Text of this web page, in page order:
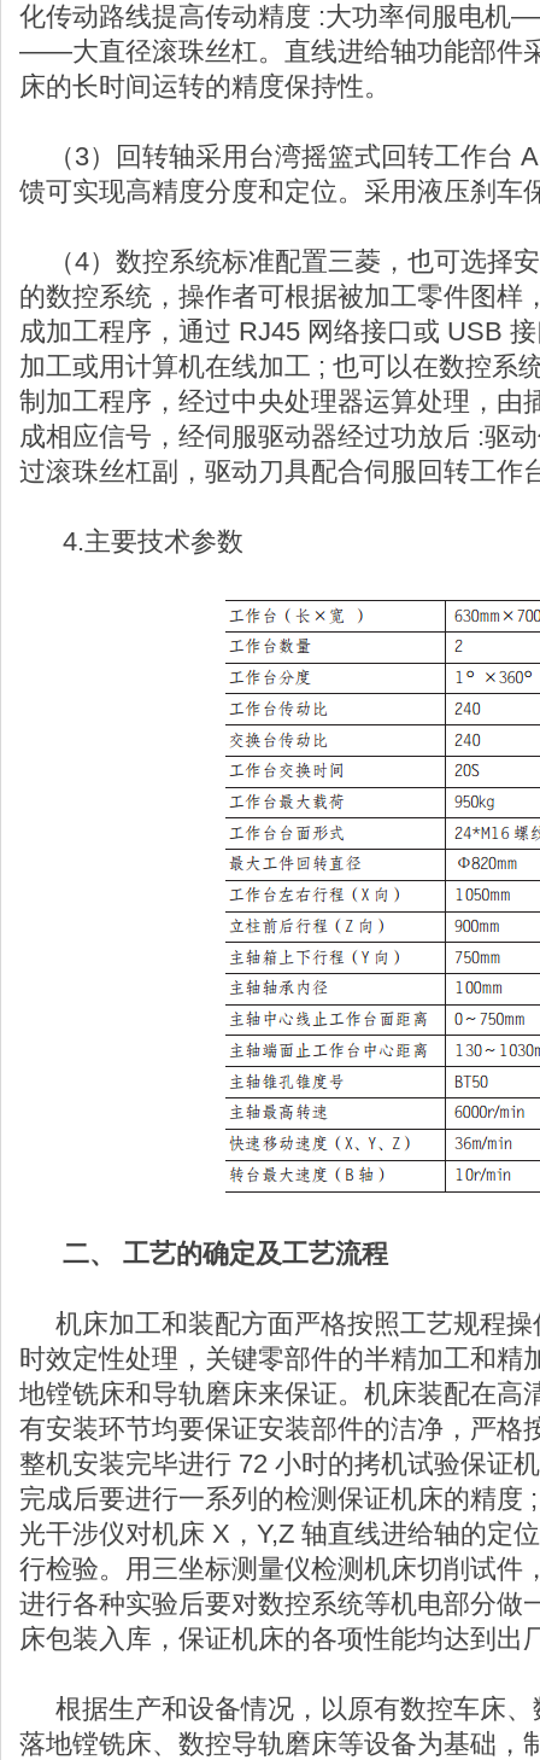
化传动路线提高传动精度 :大功率伺服电机
——大直径滚珠丝杠。直线进给轴功能部件
床的长时间运转的精度保持性。
（3）回转轴采用台湾摇篮式回转工作台
馈可实现高精度分度和定位。采用液压刹车
（4）数控系统标准配置三菱，也可选择
的数控系统，操作者可根据被加工零件图样
成加工程序，通过 RJ45 网络接口或 USB
加工或用计算机在线加工 ; 也可以在数控系
制加工程序，经过中央处理器运算处理，由
成相应信号，经伺服驱动器经过功放后 :
过滚珠丝杠副，驱动刀具配合伺服回转工作
4.主要技术参数
二、 工艺的确定及工艺流程
机床加工和装配方面严格按照工艺规程操
时效定性处理，关键零部件的半精加工和精
地镗铣床和导轨磨床来保证。机床装配在高
有安装环节均要保证安装部件的洁净，严格
整机安装完毕进行 72 小时的拷机试验保证
完成后要进行一系列的检测保证机床的精度
光干涉仪对机床 X，Y,Z 轴直线进给轴的定
行检验。用三坐标测量仪检测机床切削试件
进行各种实验后要对数控系统等机电部分做
床包装入库，保证机床的各项性能均达到出
根据生产和设备情况，以原有数控车床、
落地镗铣床、数控导轨磨床等设备为基础，